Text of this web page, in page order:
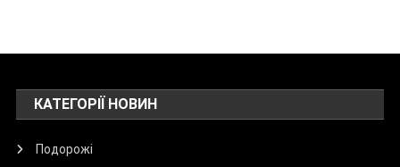
КАТЕГОРІЇ НОВИН
Подорожі